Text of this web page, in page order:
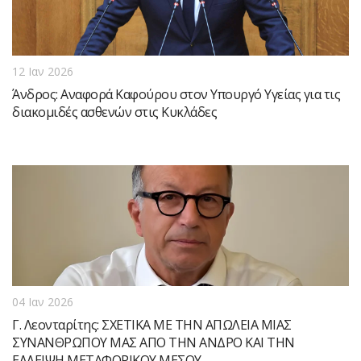
12 Ιαν 2026
Άνδρος: Αναφορά Καφούρου στον Υπουργό Υγείας για τις
διακομιδές ασθενών στις Κυκλάδες
04 Ιαν 2026
Γ. Λεονταρίτης: ΣΧΕΤΙΚΑ ΜΕ ΤΗΝ ΑΠΩΛΕΙΑ ΜΙΑΣ
ΣΥΝΑΝΘΡΩΠΟΥ ΜΑΣ ΑΠΟ ΤΗΝ ΑΝΔΡΟ ΚΑΙ ΤΗΝ